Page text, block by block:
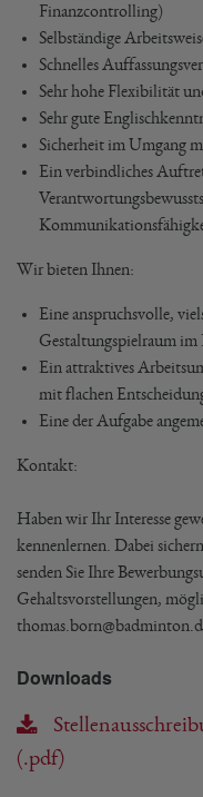
Finanzcontrolling)
Selbständige
Schnelles
Sehr hohe Flexibilität
Sehr gute
Sicherheit im Umgang
Ein verbindliches
Wir bieten Ihnen:
Eine anspruchsvolle,
Gestaltungspielraum im
Ein attraktives
mit flachen
Eine der Aufgabe
Kontakt:
Haben wir Ihr Interesse
kennenlernen. Dabei
senden Sie Ihre
Gehaltsvorstellungen,
Downloads
(.pdf)